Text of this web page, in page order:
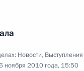
Новости,
ноября 2010 года, 15:50